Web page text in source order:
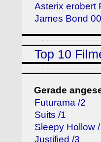
Asterix erobert
James Bond
Top 10
Gerade
Futurama /2
Suits /1
Sleepy Hollow
Justified /3